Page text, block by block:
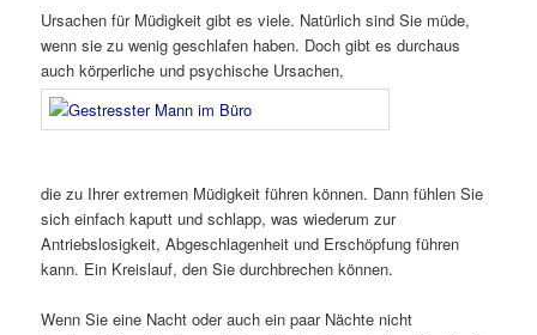
Ursachen für Müdigkeit gibt es viele. Natürlich sind Sie müde,
wenn sie zu wenig geschlafen haben. Doch gibt es durchaus
auch körperliche und psychische Ursachen,
die zu Ihrer extremen Müdigkeit führen können. Dann fühlen Sie
sich einfach kaputt und schlapp, was wiederum zur
Antriebslosigkeit, Abgeschlagenheit und Erschöpfung führen
kann. Ein Kreislauf, den Sie durchbrechen können.
Wenn Sie eine Nacht oder auch ein paar Nächte nicht